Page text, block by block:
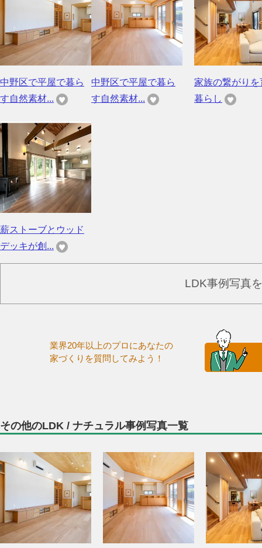
中野区で平屋で暮ら
す自然素材...
中野区で平屋で暮ら
す自然素材...
家族の繋がりを
暮らし
薪ストーブとウッド
デッキが創...
LDK事例写真
業界20年以上のプロにあなたの
家づくりを質問してみよう！
その他のLDK / ナチュラル事例写真一覧